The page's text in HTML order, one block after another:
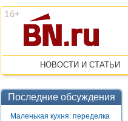
НОВОСТИ И СТАТЬИ
Последние обсуждения
Маленькая кухня: переделка